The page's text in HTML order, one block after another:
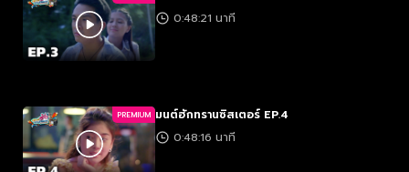
0:48:21 นาที
PREMIUM มนต์ฮักทรานซิสเตอร์ EP.4
0:48:16 นาที